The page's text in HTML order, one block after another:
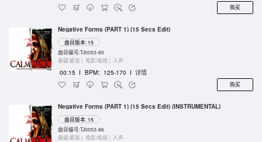
购买
Negative Forms (PART 1) (15 Secs Edit)
曲目版本: 15
曲目编号:TJ0053-85
悬疑/紧张 | 电影/电视 | 人声
00:15 I BPM：125-170 I 详情
购买
Negative Forms (PART 1) (15 Secs Edit) (INSTRUMENTAL)
曲目版本: 15
曲目编号:TJ0053-86
悬疑/紧张 | 电影/电视 | 人声